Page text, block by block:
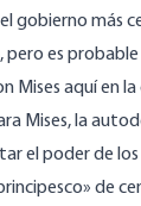
gobierno más
pero es
Mises aquí en
Mises, la
el poder de
de